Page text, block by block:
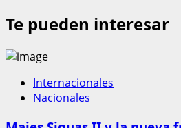
Te pueden interesar
Internacionales
Nacionales